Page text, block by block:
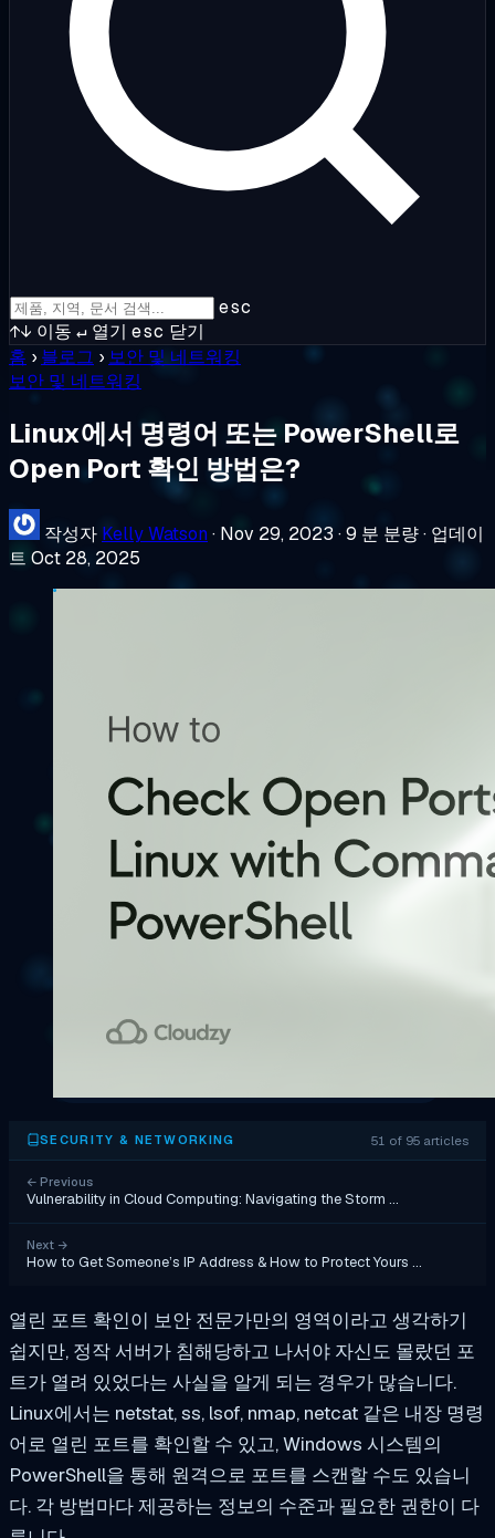
esc
↑↓ 이동 ↵ 열기 esc 닫기
홈 › 블로그 › 보안 및 네트워킹
보안 및 네트워킹
Linux에서 명령어 또는 PowerShell로
Open Port 확인 방법은?
작성자 Kelly Watson · Nov 29, 2023 ·9 분 분량· 업데이
트 Oct 28, 2025
SECURITY & NETWORKING 51 of 95 articles
← Previous
Vulnerability in Cloud Computing: Navigating the Storm …
Next →
How to Get Someone’s IP Address & How to Protect Yours …
열린 포트 확인이 보안 전문가만의 영역이라고 생각하기
쉽지만, 정작 서버가 침해당하고 나서야 자신도 몰랐던 포
트가 열려 있었다는 사실을 알게 되는 경우가 많습니다.
Linux에서는 netstat, ss, lsof, nmap, netcat 같은 내장 명령
어로 열린 포트를 확인할 수 있고, Windows 시스템의
PowerShell을 통해 원격으로 포트를 스캔할 수도 있습니
다. 각 방법마다 제공하는 정보의 수준과 필요한 권한이 다